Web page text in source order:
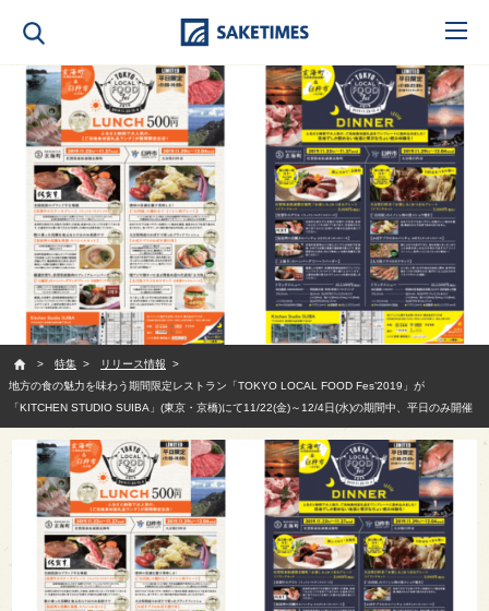
特集
リリース情報
地方の食の魅力を味わう期間限定レストラン「TOKYO LOCAL FOOD Fes’2019」が
「KITCHEN STUDIO SUIBA」(東京・京橋)にて11/22(金)～12/4日(水)の期間中、平日のみ開催